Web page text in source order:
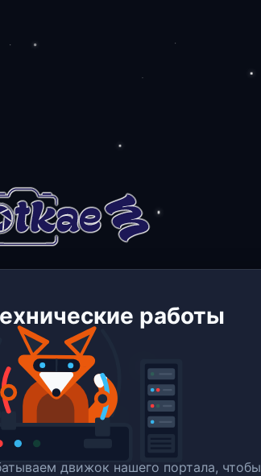
работы
движок нашего портала, чтобы